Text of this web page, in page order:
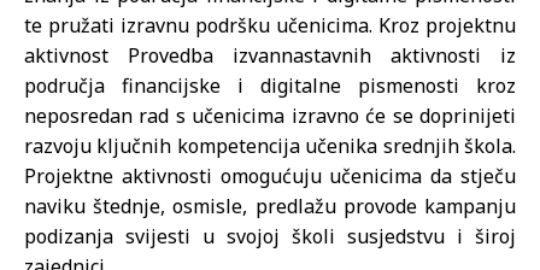
te pružati izravnu podršku učenicima. Kroz projektnu
aktivnost Provedba izvannastavnih aktivnosti iz
područja financijske i digitalne pismenosti kroz
neposredan rad s učenicima izravno će se doprinijeti
razvoju ključnih kompetencija učenika srednjih škola.
Projektne aktivnosti omogućuju učenicima da stječu
naviku štednje, osmisle, predlažu provode kampanju
podizanja svijesti u svojoj školi susjedstvu i široj